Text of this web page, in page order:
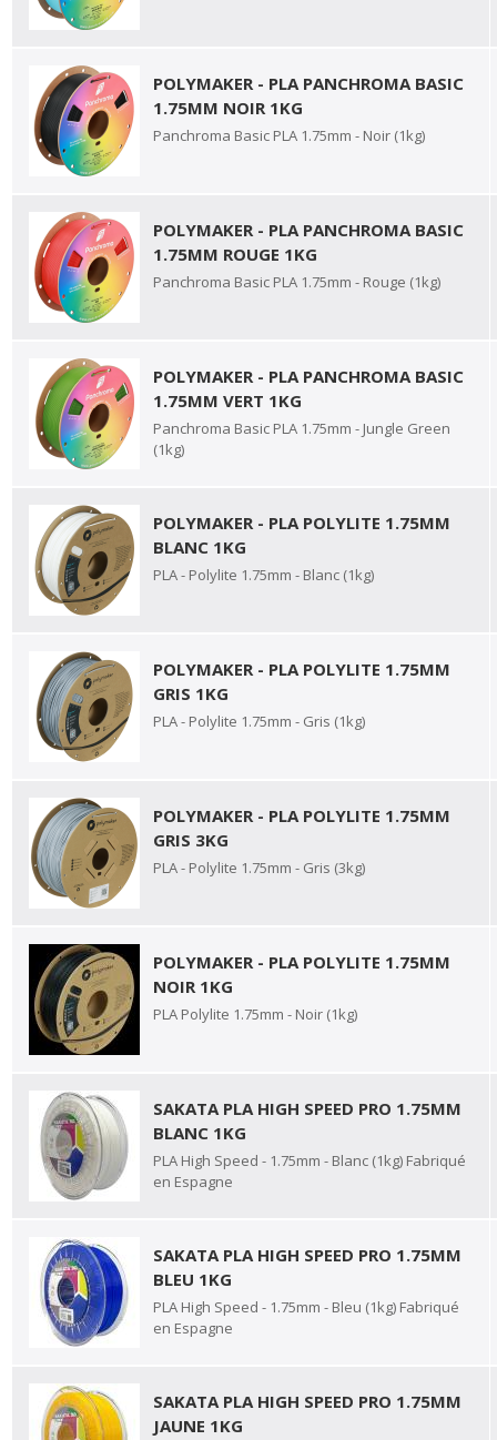
POLYMAKER - PLA PANCHROMA BASIC
1.75MM NOIR 1KG
Panchroma Basic PLA 1.75mm - Noir (1kg)
POLYMAKER - PLA PANCHROMA BASIC
1.75MM ROUGE 1KG
Panchroma Basic PLA 1.75mm - Rouge (1kg)
POLYMAKER - PLA PANCHROMA BASIC
1.75MM VERT 1KG
Panchroma Basic PLA 1.75mm - Jungle Green
(1kg)
POLYMAKER - PLA POLYLITE 1.75MM
BLANC 1KG
PLA - Polylite 1.75mm - Blanc (1kg)
POLYMAKER - PLA POLYLITE 1.75MM
GRIS 1KG
PLA - Polylite 1.75mm - Gris (1kg)
POLYMAKER - PLA POLYLITE 1.75MM
GRIS 3KG
PLA - Polylite 1.75mm - Gris (3kg)
POLYMAKER - PLA POLYLITE 1.75MM
NOIR 1KG
PLA Polylite 1.75mm - Noir (1kg)
SAKATA PLA HIGH SPEED PRO 1.75MM
BLANC 1KG
PLA High Speed - 1.75mm - Blanc (1kg) Fabriqué
en Espagne
SAKATA PLA HIGH SPEED PRO 1.75MM
BLEU 1KG
PLA High Speed - 1.75mm - Bleu (1kg) Fabriqué
en Espagne
SAKATA PLA HIGH SPEED PRO 1.75MM
JAUNE 1KG